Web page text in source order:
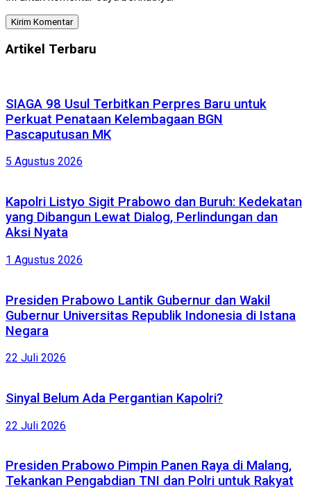
Artikel Terbaru
SIAGA 98 Usul Terbitkan Perpres Baru untuk
Perkuat Penataan Kelembagaan BGN
Pascaputusan MK
5 Agustus 2026
Kapolri Listyo Sigit Prabowo dan Buruh: Kedekatan
yang Dibangun Lewat Dialog, Perlindungan dan
Aksi Nyata
1 Agustus 2026
Presiden Prabowo Lantik Gubernur dan Wakil
Gubernur Universitas Republik Indonesia di Istana
Negara
22 Juli 2026
Sinyal Belum Ada Pergantian Kapolri?
22 Juli 2026
Presiden Prabowo Pimpin Panen Raya di Malang,
Tekankan Pengabdian TNI dan Polri untuk Rakyat